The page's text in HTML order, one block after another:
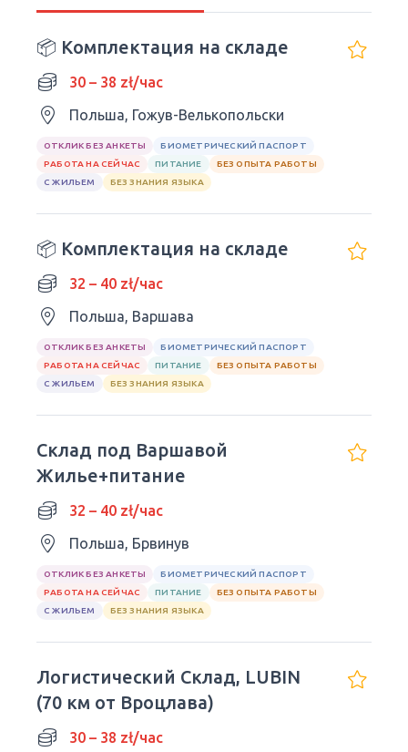
📦 Комплектация на складе
30 – 38 zł/час
Польша, Гожув-Велькопольски
ОТКЛИК БЕЗ АНКЕТЫ
БИОМЕТРИЧЕСКИЙ ПАСПОРТ
РАБОТА НА СЕЙЧАС
ПИТАНИЕ
БЕЗ ОПЫТА РАБОТЫ
С ЖИЛЬЕМ
БЕЗ ЗНАНИЯ ЯЗЫКА
📦 Комплектация на складе
32 – 40 zł/час
Польша, Варшава
ОТКЛИК БЕЗ АНКЕТЫ
БИОМЕТРИЧЕСКИЙ ПАСПОРТ
РАБОТА НА СЕЙЧАС
ПИТАНИЕ
БЕЗ ОПЫТА РАБОТЫ
С ЖИЛЬЕМ
БЕЗ ЗНАНИЯ ЯЗЫКА
Склад под Варшавой
Жилье+питание
32 – 40 zł/час
Польша, Брвинув
ОТКЛИК БЕЗ АНКЕТЫ
БИОМЕТРИЧЕСКИЙ ПАСПОРТ
РАБОТА НА СЕЙЧАС
ПИТАНИЕ
БЕЗ ОПЫТА РАБОТЫ
С ЖИЛЬЕМ
БЕЗ ЗНАНИЯ ЯЗЫКА
Логистический Склад, LUBIN
(70 км от Вроцлава)
30 – 38 zł/час